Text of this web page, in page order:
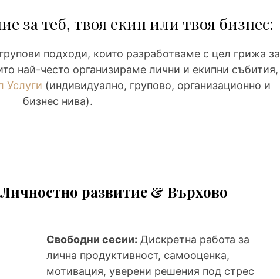
за теб, твоя екип или твоя бизнес:
подходи, които разработваме с цел грижа за
най-често организираме лични и екипни събития,
Услуги (индивидуално, групово, организационно и
бизнес нива).
развитие & Върхово
Свободни сесии: Дискретна работа за
лична продуктивност, самооценка,
мотивация, уверени решения под стрес